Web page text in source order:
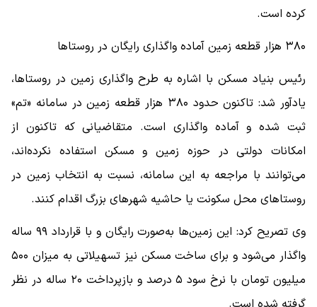
کرده است.
۳۸۰ هزار قطعه زمین آماده واگذاری رایگان در روستاها
رئیس بنیاد مسکن با اشاره به طرح واگذاری زمین در روستاها،
یادآور شد: تاکنون حدود ۳۸۰ هزار قطعه زمین در سامانه «تم»
ثبت شده و آماده واگذاری است. متقاضیانی که تاکنون از
امکانات دولتی در حوزه زمین و مسکن استفاده نکرده‌اند،
می‌توانند با مراجعه به این سامانه، نسبت به انتخاب زمین در
روستاهای محل سکونت یا حاشیه شهرهای بزرگ اقدام کنند.
وی تصریح کرد: این زمین‌ها به‌صورت رایگان و با قرارداد ۹۹ ساله
واگذار می‌شود و برای ساخت مسکن نیز تسهیلاتی به میزان ۵۰۰
میلیون تومان با نرخ سود ۵ درصد و بازپرداخت ۲۰ ساله در نظر